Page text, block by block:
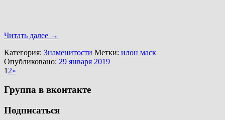
Читать далее →
Категория: Знаменитости Метки: илон маск
Опубликовано: 29 января 2019
1 2»
Группа в вконтакте
Подписаться